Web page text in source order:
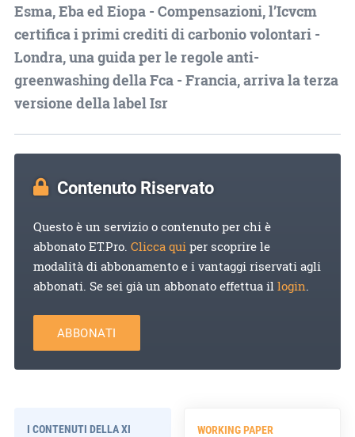
Esma, Eba ed Eiopa - Compensazioni, l’Icvcm
certifica i primi crediti di carbonio volontari -
Londra, una guida per le regole anti-
greenwashing della Fca - Francia, arriva la terza
versione della label Isr
Contenuto Riservato
Questo è un servizio o contenuto per chi è
abbonato ET.Pro. Clicca quiper scoprire le
modalità di abbonamento e i vantaggi riservati agli
abbonati. Se sei già un abbonato effettua illogin.
ABBONATI
I CONTENUTI DELLA XI
WORKING PAPER